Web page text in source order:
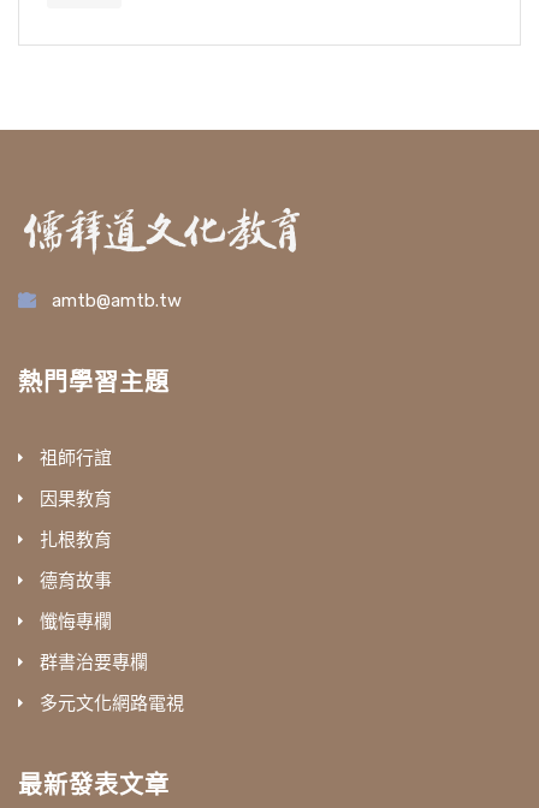
amtb@amtb.tw
熱門學習主題
祖師行誼
因果教育
扎根教育
德育故事
懺悔專欄
群書治要專欄
多元文化網路電視
最新發表文章